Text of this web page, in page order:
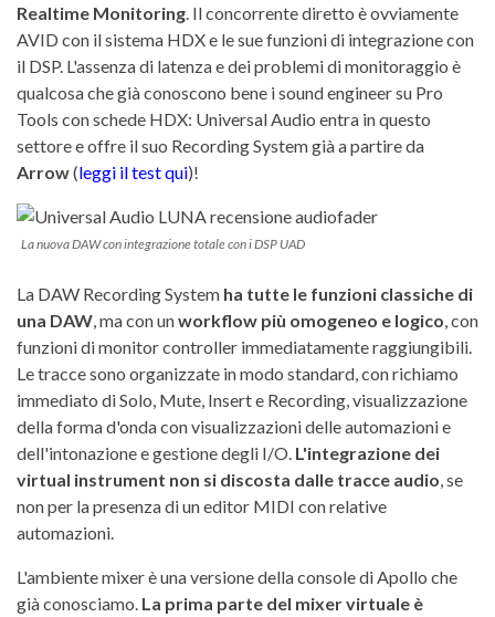
Realtime Monitoring . Il concorrente diretto è ovviamente
AVID con il sistema HDX e le sue funzioni di integrazione con
il DSP. L'assenza di latenza e dei problemi di monitoraggio è
qualcosa che già conoscono bene i sound engineer su Pro
Tools con schede HDX: Universal Audio entra in questo
settore e offre il suo Recording System già a partire da
Arrow(leggi il test qui)!
La nuova DAW con integrazione totale con i DSP UAD
La DAW Recording System ha tutte le funzioni classiche di
una DAW , ma con unworkflow più omogeneo e logico , con
funzioni di monitor controller immediatamente raggiungibili.
Le tracce sono organizzate in modo standard, con richiamo
immediato di Solo, Mute, Insert e Recording, visualizzazione
della forma d'onda con visualizzazioni delle automazioni e
dell'intonazione e gestione degli I/O. L'integrazione dei
virtual instrument non si discosta dalle tracce audio , se
non per la presenza di un editor MIDI con relative
automazioni.
L'ambiente mixer è una versione della console di Apollo che
già conosciamo. La prima parte del mixer virtuale è